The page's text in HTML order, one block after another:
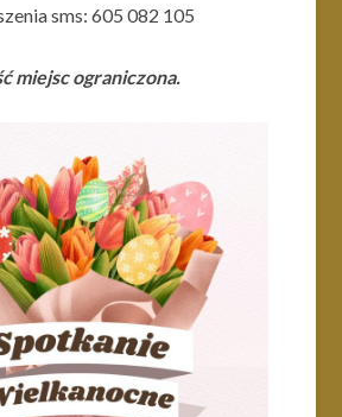
sms: 605 082 105
miejsc ograniczona.